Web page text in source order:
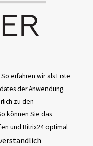
erfahren wir als Erste
der Anwendung.
zu den
können Sie das
und Bitrix24 optimal